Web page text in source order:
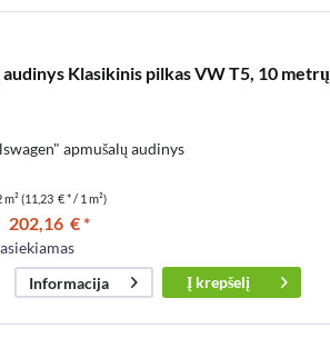
audinys Klasikinis pilkas VW T5, 10 metrų
apmušalų audinys
m²(11,23 € * / 1 m²)
202,16 € *
Informacija
Į krepšelį